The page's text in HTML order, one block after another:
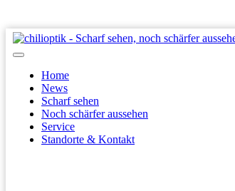
Home
News
Scharf sehen
Noch schärfer aussehen
Service
Standorte & Kontakt